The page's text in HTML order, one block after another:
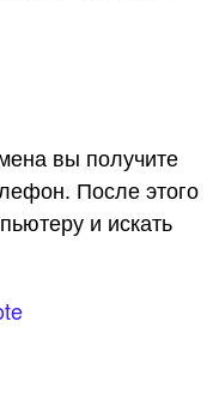
вы получите
После этого
и искать